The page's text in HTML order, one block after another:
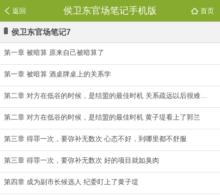
返回 侯卫东官场笔记手机版 首页
侯卫东官场笔记7
第一章 被暗算 原来自己被暗算了
第一章 被暗算 酒桌牌桌上的关系学
第二章 对方在低谷的时候，是结盟的最佳时机 黄子堤看上了郭兰
第三章 得罪一次，要弥补无数次 心态不好，到哪里都不舒服
第三章 得罪一次，要弥补无数次 好的项目就如臭肉
第四章 成为副市长候选人 纪委盯上了黄子堤